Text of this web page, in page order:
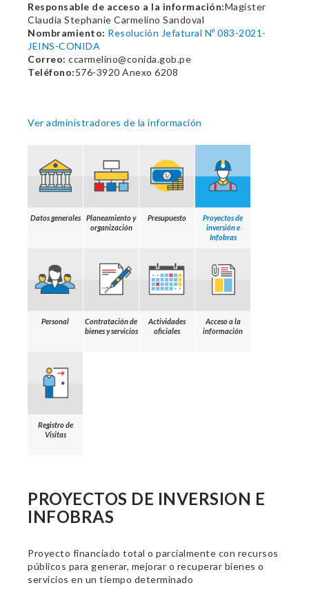
Responsable de acceso a la información:Magister
Claudia Stephanie Carmelino Sandoval
Nombramiento: Resolución Jefatural Nº 083-2021-
JEINS-CONIDA
Correo: ccarmelino@conida.gob.pe
Teléfono:576-3920 Anexo 6208
Ver administradores de la información
Datos generales
Planeamiento y
organización
Presupuesto
Proyectos de
inversión e
Infobras
Personal
Contratación de
bienes y servicios
Actividades
oficiales
Acceso a la
información
Registro de
Visitas
PROYECTOS DE INVERSION E
INFOBRAS
Proyecto financiado total o parcialmente con recursos
públicos para generar, mejorar o recuperar bienes o
servicios en un tiempo determinado